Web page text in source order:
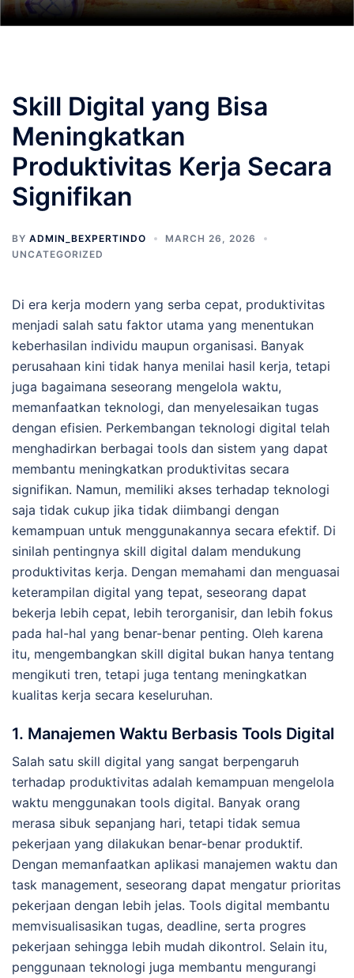
Skill Digital yang Bisa
Meningkatkan
Produktivitas Kerja Secara
Signifikan
BY ADMIN_BEXPERTINDO
MARCH 26, 2026
UNCATEGORIZED
Di era kerja modern yang serba cepat, produktivitas
menjadi salah satu faktor utama yang menentukan
keberhasilan individu maupun organisasi. Banyak
perusahaan kini tidak hanya menilai hasil kerja, tetapi
juga bagaimana seseorang mengelola waktu,
memanfaatkan teknologi, dan menyelesaikan tugas
dengan efisien. Perkembangan teknologi digital telah
menghadirkan berbagai tools dan sistem yang dapat
membantu meningkatkan produktivitas secara
signifikan. Namun, memiliki akses terhadap teknologi
saja tidak cukup jika tidak diimbangi dengan
kemampuan untuk menggunakannya secara efektif. Di
sinilah pentingnya skill digital dalam mendukung
produktivitas kerja. Dengan memahami dan menguasai
keterampilan digital yang tepat, seseorang dapat
bekerja lebih cepat, lebih terorganisir, dan lebih fokus
pada hal-hal yang benar-benar penting. Oleh karena
itu, mengembangkan skill digital bukan hanya tentang
mengikuti tren, tetapi juga tentang meningkatkan
kualitas kerja secara keseluruhan.
1. Manajemen Waktu Berbasis Tools Digital
Salah satu skill digital yang sangat berpengaruh
terhadap produktivitas adalah kemampuan mengelola
waktu menggunakan tools digital. Banyak orang
merasa sibuk sepanjang hari, tetapi tidak semua
pekerjaan yang dilakukan benar-benar produktif.
Dengan memanfaatkan aplikasi manajemen waktu dan
task management, seseorang dapat mengatur prioritas
pekerjaan dengan lebih jelas. Tools digital membantu
memvisualisasikan tugas, deadline, serta progres
pekerjaan sehingga lebih mudah dikontrol. Selain itu,
penggunaan teknologi juga membantu mengurangi